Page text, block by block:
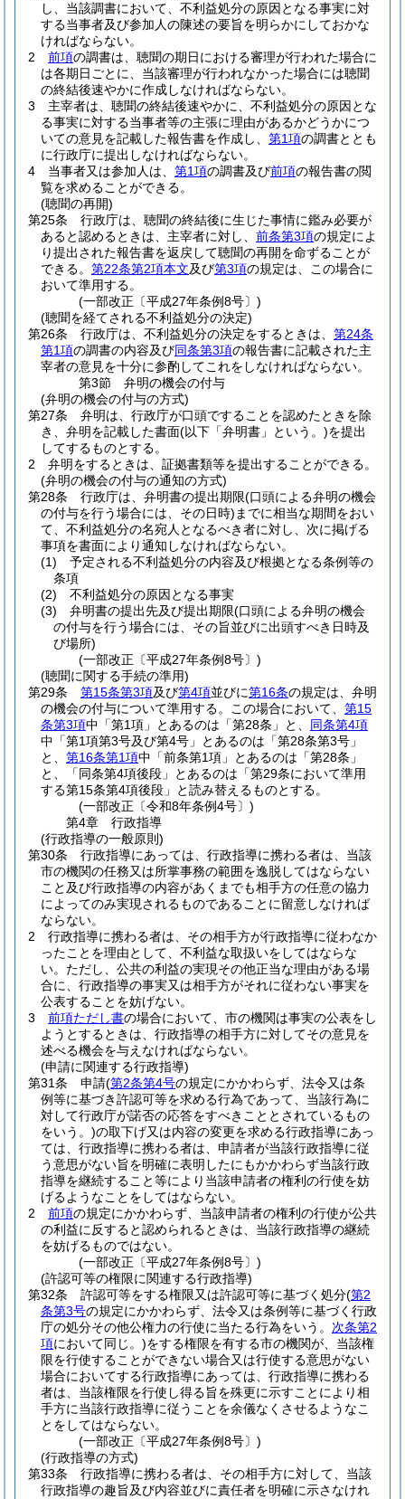
し、当該調書において、不利益処分の原因となる事実に対
する当事者及び参加人の陳述の要旨を明らかにしておかな
ければならない。
2
前項の調書は、聴聞の期日における審理が行われた場合に
は各期日ごとに、当該審理が行われなかった場合には聴聞
の終結後速やかに作成しなければならない。
3
主宰者は、聴聞の終結後速やかに、不利益処分の原因とな
る事実に対する当事者等の主張に理由があるかどうかにつ
いての意見を記載した報告書を作成し、 第1項の調書ととも
に行政庁に提出しなければならない。
4
当事者又は参加人は、 第1項の調書及び前項の報告書の閲
覧を求めることができる。
(聴聞の再開)
第25条
行政庁は、聴聞の終結後に生じた事情に鑑み必要が
あると認めるときは、主宰者に対し、 前条第3項の規定によ
り提出された報告書を返戻して聴聞の再開を命ずることが
できる。 第22条第2項本文及び第3項の規定は、この場合に
おいて準用する。
(一部改正〔平成27年条例8号〕)
(聴聞を経てされる不利益処分の決定)
第26条
行政庁は、不利益処分の決定をするときは、 第24条
第1項の調書の内容及び同条第3項の報告書に記載された主
宰者の意見を十分に参酌してこれをしなければならない。
第3節
弁明の機会の付与
(弁明の機会の付与の方式)
第27条
弁明は、行政庁が口頭ですることを認めたときを除
き、弁明を記載した書面(以下「弁明書」という。)を提出
してするものとする。
2
弁明をするときは、証拠書類等を提出することができる。
(弁明の機会の付与の通知の方式)
第28条
行政庁は、弁明書の提出期限(口頭による弁明の機会
の付与を行う場合には、その日時) までに相当な期間をおい
て、不利益処分の名宛人となるべき者に対し、次に掲げる
事項を書面により通知しなければならない。
(1)
予定される不利益処分の内容及び根拠となる条例等の
条項
(2)
不利益処分の原因となる事実
(3)
弁明書の提出先及び提出期限(口頭による弁明の機会
の付与を行う場合には、その旨並びに出頭すべき日時及
び場所)
(一部改正〔平成27年条例8号〕)
(聴聞に関する手続の準用)
第29条
第15条第3項及び第4項並びに第16条の規定は、弁明
の機会の付与について準用する。
この場合において、 第15
条第3項中「第1項」とあるのは「第28条」と、 同条第4項
中「第1項第3号及び第4号」とあるのは「第28条第3号」
と、 第16条第1項中「前条第1項」とあるのは「第28条」
と、「同条第4項後段」とあるのは「第29条において準用
する第15条第4項後段」と読み替えるものとする。
(一部改正〔令和8年条例4号〕)
第4章
行政指導
(行政指導の一般原則)
第30条
行政指導にあっては、行政指導に携わる者は、当該
市の機関の任務又は所掌事務の範囲を逸脱してはならない
こと及び行政指導の内容があくまでも相手方の任意の協力
によってのみ実現されるものであることに留意しなければ
ならない。
2
行政指導に携わる者は、その相手方が行政指導に従わなか
ったことを理由として、不利益な取扱いをしてはならな
い。 ただし、公共の利益の実現その他正当な理由がある場
合に、行政指導の事実又は相手方がそれに従わない事実を
公表することを妨げない。
3
前項ただし書の場合において、市の機関は事実の公表をし
ようとするときは、行政指導の相手方に対してその意見を
述べる機会を与えなければならない。
(申請に関連する行政指導)
第31条
申請(第2条第4号の規定にかかわらず、法令又は条
例等に基づき許認可等を求める行為であって、当該行為に
対して行政庁が諾否の応答をすべきこととされているもの
をいう。)の取下げ又は内容の変更を求める行政指導にあっ
ては、行政指導に携わる者は、申請者が当該行政指導に従
う意思がない旨を明確に表明したにもかかわらず当該行政
指導を継続すること等により当該申請者の権利の行使を妨
げるようなことをしてはならない。
2
前項の規定にかかわらず、当該申請者の権利の行使が公共
の利益に反すると認められるときは、当該行政指導の継続
を妨げるものではない。
(一部改正〔平成27年条例8号〕)
(許認可等の権限に関連する行政指導)
第32条
許認可等をする権限又は許認可等に基づく処分(第2
条第3号の規定にかかわらず、法令又は条例等に基づく行政
庁の処分その他公権力の行使に当たる行為をいう。 次条第2
項において同じ。)をする権限を有する市の機関が、当該権
限を行使することができない場合又は行使する意思がない
場合においてする行政指導にあっては、行政指導に携わる
者は、当該権限を行使し得る旨を殊更に示すことにより相
手方に当該行政指導に従うことを余儀なくさせるようなこ
とをしてはならない。
(一部改正〔平成27年条例8号〕)
(行政指導の方式)
第33条
行政指導に携わる者は、その相手方に対して、当該
行政指導の趣旨及び内容並びに責任者を明確に示さなけれ